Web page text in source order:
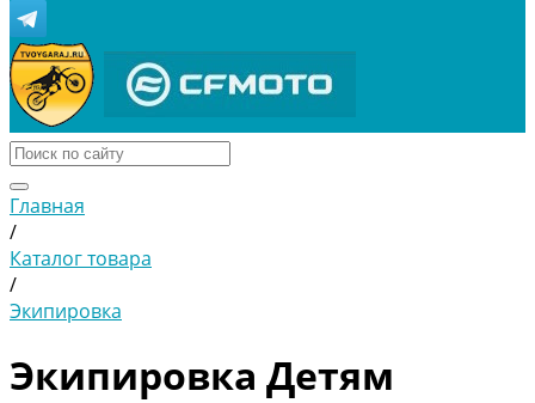
Главная
/
Каталог товара
/
Экипировка
Экипировка Детям